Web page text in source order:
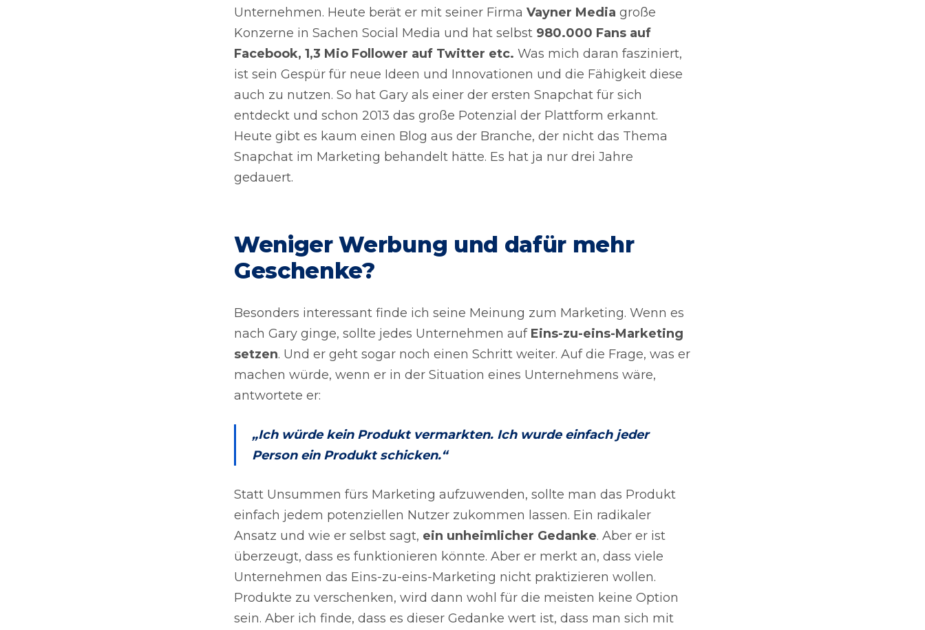
Unternehmen. Heute berät er mit seiner Firma Vayner Media große
Konzerne in Sachen Social Media und hat selbst 980.000 Fans auf
Facebook, 1,3 Mio Follower auf Twitter etc. Was mich daran fasziniert,
ist sein Gespür für neue Ideen und Innovationen und die Fähigkeit diese
auch zu nutzen. So hat Gary als einer der ersten Snapchat für sich
entdeckt und schon 2013 das große Potenzial der Plattform erkannt.
Heute gibt es kaum einen Blog aus der Branche, der nicht das Thema
Snapchat im Marketing behandelt hätte. Es hat ja nur drei Jahre
gedauert.
Weniger Werbung und dafür mehr
Geschenke?
Besonders interessant finde ich seine Meinung zum Marketing. Wenn es
nach Gary ginge, sollte jedes Unternehmen auf Eins-zu-eins-Marketing
setzen. Und er geht sogar noch einen Schritt weiter. Auf die Frage, was er
machen würde, wenn er in der Situation eines Unternehmens wäre,
antwortete er:
„Ich würde kein Produkt vermarkten. Ich wurde einfach jeder
Person ein Produkt schicken.“
Statt Unsummen fürs Marketing aufzuwenden, sollte man das Produkt
einfach jedem potenziellen Nutzer zukommen lassen. Ein radikaler
Ansatz und wie er selbst sagt, ein unheimlicher Gedanke. Aber er ist
überzeugt, dass es funktionieren könnte. Aber er merkt an, dass viele
Unternehmen das Eins-zu-eins-Marketing nicht praktizieren wollen.
Produkte zu verschenken, wird dann wohl für die meisten keine Option
sein. Aber ich finde, dass es dieser Gedanke wert ist, dass man sich mit